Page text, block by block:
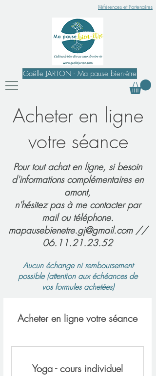
Références et Partenaires
Gaëlle JARTON - Ma pause bien-être
Acheter en ligne
votre séance
Pour tout achat en ligne, si besoin
d'informations complémentaires en
amont,
n'hésitez pas à me contacter par
mail ou téléphone.
mapausebienetre.gj@gmail.com//
06.11.21.23.52
Aucun échange ni remboursement
possible (attention aux échéances de
vos formules achetées)
Acheter en ligne votre séance
Yoga - cours individuel